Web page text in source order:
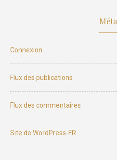
Méta
Connexion
Flux des publications
Flux des commentaires
Site de WordPress-FR